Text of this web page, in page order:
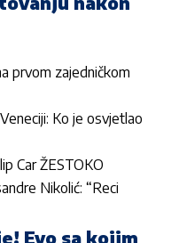
prvom zajedničkom
Ko je osvjetlao
Car ŽESTOKO
Nikolić: “Reci
Evo sa kojim